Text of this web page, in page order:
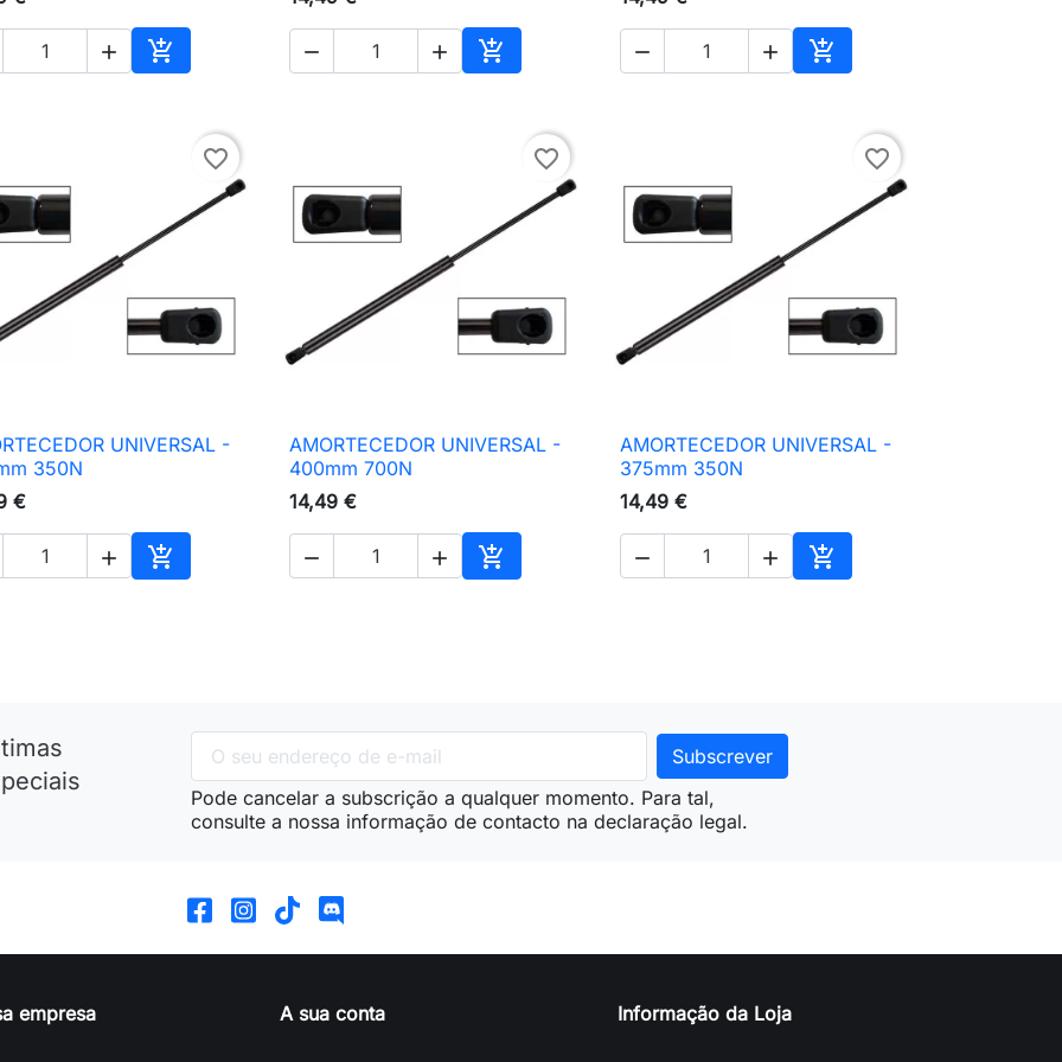
 
Adicionar ao carrinho
  
Adicionar ao carrinho
  
Adicionar ao carrinho
favorite_border
 Vista rápidaUNIVERSAL -
350N
€
 
Adicionar ao carrinho
favorite_border
 Vista rápida
AMORTECEDOR UNIVERSAL -
400mm 700N
14,49 €
  
Adicionar ao carrinho
favorite_border
 Vista rápida
AMORTECEDOR UNIVERSAL -
375mm 350N
14,49 €
  
Adicionar ao carrinho
Pode cancelar a subscrição a qualquer momento. Para tal,
consulte a nossa informação de contacto na declaração legal.
empresa A sua conta Informação da Loja